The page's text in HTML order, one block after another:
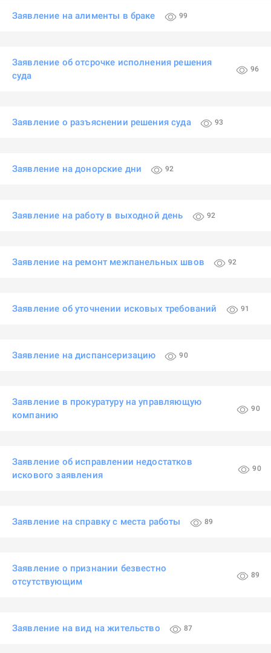
Заявление на алименты в браке 99
Заявление об отсрочке исполнения решения
суда
96
Заявление о разъяснении решения суда 93
Заявление на донорские дни 92
Заявление на работу в выходной день 92
Заявление на ремонт межпанельных швов 92
Заявление об уточнении исковых требований 91
Заявление на диспансеризацию 90
Заявление в прокуратуру на управляющую
компанию
90
Заявление об исправлении недостатков
искового заявления
90
Заявление на справку с места работы 89
Заявление о признании безвестно
отсутствующим
89
Заявление на вид на жительство 87